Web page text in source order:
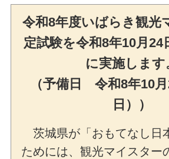
令和8年度いばらき観光
定試験を令和8年10月24
に実施します
（予備日 令和8年10
日））
茨城県が「おもてなし日
ためには、観光マイスター